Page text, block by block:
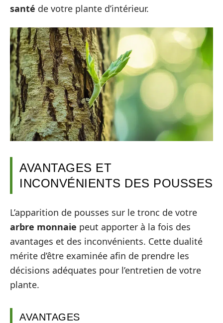
santé de votre plante d’intérieur.
AVANTAGES ET
INCONVÉNIENTS DES POUSSES
L’apparition de pousses sur le tronc de votre
arbre monnaie peut apporter à la fois des
avantages et des inconvénients. Cette dualité
mérite d’être examinée afin de prendre les
décisions adéquates pour l’entretien de votre
plante.
AVANTAGES